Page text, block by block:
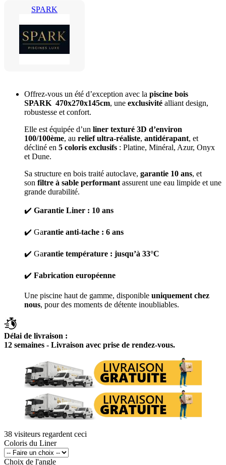
SPARK
Offrez-vous un été d’exception avec la piscine bois
SPARK 470x270x145cm, une exclusivité alliant design,
robustesse et confort.
Elle est équipée d’un liner texturé 3D d’environ
100/100ème, au relief ultra-réaliste, antidérapant, et
décliné en 5 coloris exclusifs : Platine, Minéral, Azur, Onyx
et Dune.
Sa structure en bois traité autoclave, garantie 10 ans, et
son filtre à sable performant assurent une eau limpide et une
grande durabilité.
✔️ Garantie Liner : 10 ans
✔️ Garantie anti-tache : 6 ans
✔️ Garantie température : jusqu’à 33°C
✔️ Fabrication européenne
Une piscine haut de gamme, disponible uniquement chez
nous, pour des moments de détente inoubliables.
Délai de livraison :
12 semaines - Livraison avec prise de rendez-vous.
38 visiteurs regardent ceci
Coloris du Liner
Choix de l'angle